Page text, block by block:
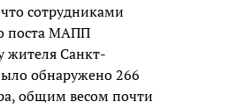
сотрудниками
поста МАПП
жителя Санкт-
обнаружено 266
общим весом почти